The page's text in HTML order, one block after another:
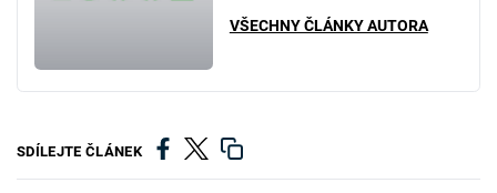
VŠECHNY ČLÁNKY AUTORA
SDÍLEJTE ČLÁNEK